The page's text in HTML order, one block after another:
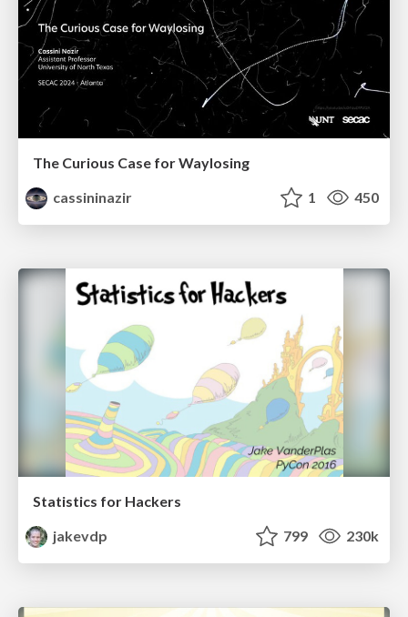
The Curious Case for Waylosing
cassininazir
1 450
Statistics for Hackers
jakevdp
799 230k